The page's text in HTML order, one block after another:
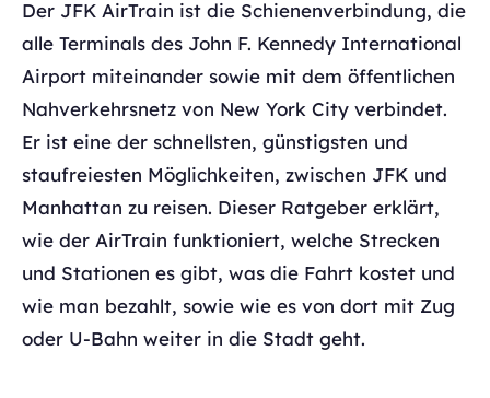
Der JFK AirTrain ist die Schienenverbindung, die
alle Terminals des John F. Kennedy International
Airport miteinander sowie mit dem öffentlichen
Nahverkehrsnetz von New York City verbindet.
Er ist eine der schnellsten, günstigsten und
staufreiesten Möglichkeiten, zwischen JFK und
Manhattan zu reisen. Dieser Ratgeber erklärt,
wie der AirTrain funktioniert, welche Strecken
und Stationen es gibt, was die Fahrt kostet und
wie man bezahlt, sowie wie es von dort mit Zug
oder U-Bahn weiter in die Stadt geht.